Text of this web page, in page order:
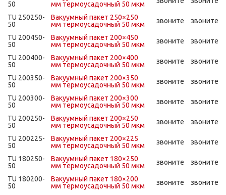
50
мм термоусадочный 50 мкм
TU 250250-
50
Вакуумный пакет 250×250
мм термоусадочный 50 мкм
звоните звоните
TU 200450-
50
Вакуумный пакет 200×450
мм термоусадочный 50 мкм
звоните звоните
TU 200400-
50
Вакуумный пакет 200×400
мм термоусадочный 50 мкм
звоните звоните
TU 200350-
50
Вакуумный пакет 200×350
мм термоусадочный 50 мкм
звоните звоните
TU 200300-
50
Вакуумный пакет 200×300
мм термоусадочный 50 мкм
звоните звоните
TU 200250-
50
Вакуумный пакет 200×250
мм термоусадочный 50 мкм
звоните звоните
TU 200225-
50
Вакуумный пакет 200×225
мм термоусадочный 50 мкм
звоните звоните
TU 180250-
50
Вакуумный пакет 180×250
мм термоусадочный 50 мкм
звоните звоните
TU 180200-
50
Вакуумный пакет 180×200
мм термоусадочный 50 мкм
звоните звоните